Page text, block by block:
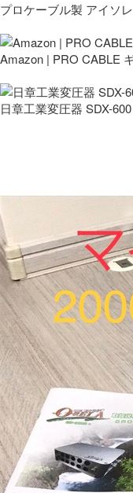
プロケーブル製 アイソ
Amazon | PRO CABLE
日章工業変圧器 SDX-